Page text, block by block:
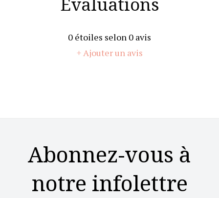
0 étoiles selon 0 avis
+ Ajouter un avis
Abonnez-vous à
notre infolettre